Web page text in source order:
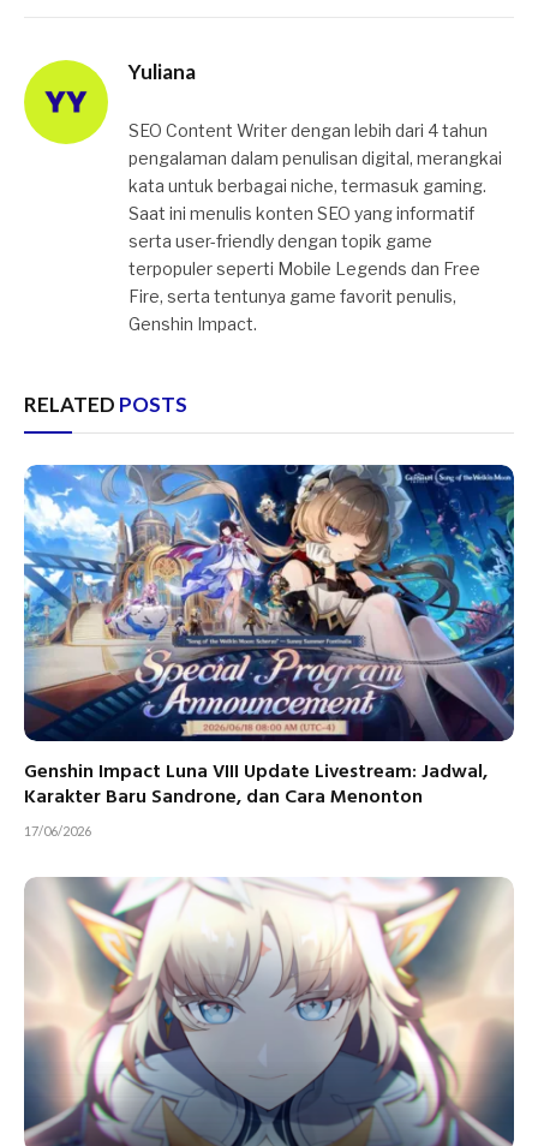
Yuliana
SEO Content Writer dengan lebih dari 4 tahun
pengalaman dalam penulisan digital, merangkai
kata untuk berbagai niche, termasuk gaming.
Saat ini menulis konten SEO yang informatif
serta user-friendly dengan topik game
terpopuler seperti Mobile Legends dan Free
Fire, serta tentunya game favorit penulis,
Genshin Impact.
RELATED POSTS
Genshin Impact Luna VIII Update Livestream: Jadwal,
Karakter Baru Sandrone, dan Cara Menonton
17/06/2026